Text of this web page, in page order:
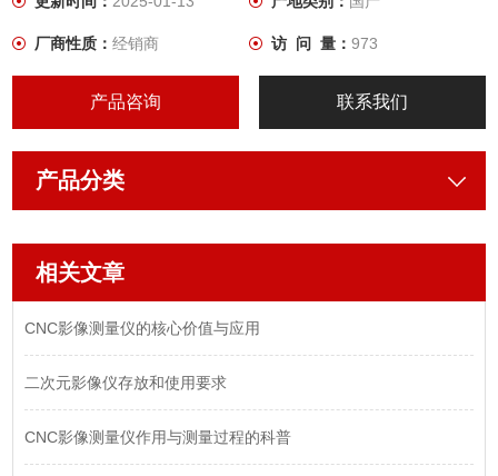
厂商性质：经销商 访 问 量： 973
产品咨询 联系我们
产品分类
相关文章
CNC影像测量仪的核心价值与应用
二次元影像仪存放和使用要求
CNC影像测量仪作用与测量过程的科普